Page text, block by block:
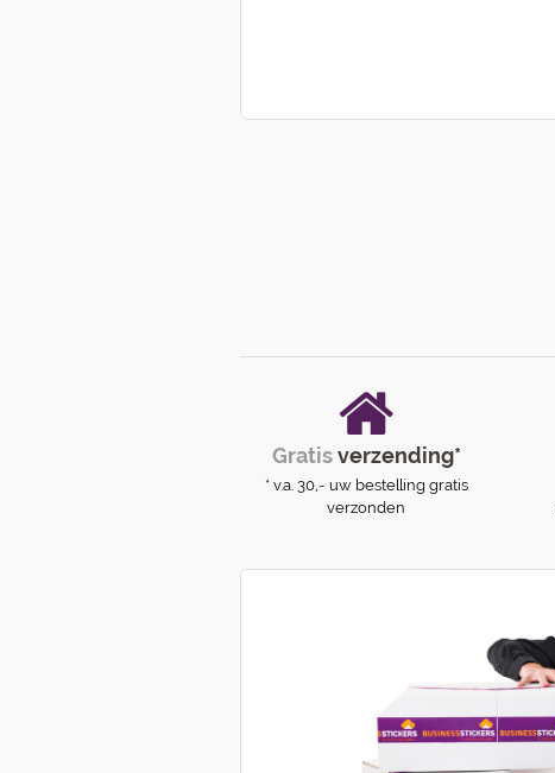
Gratisverzending*
* v.a. 30,- uw bestelling gratis
verzonden